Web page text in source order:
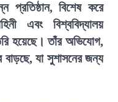
প্রতিষ্ঠান, বিশেষ করে
এবং বিশ্ববিদ্যালয়
হয়েছে। তাঁর অভিযোগ,
বাড়ছে, যা সুশাসনের জন্য